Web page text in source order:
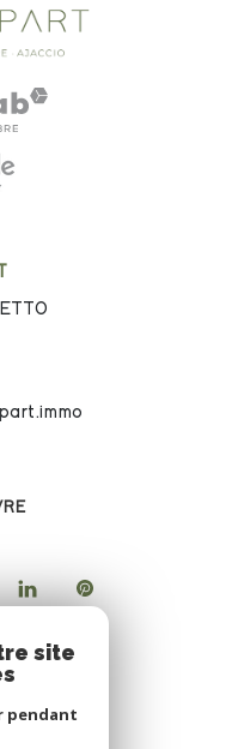
site
pendant